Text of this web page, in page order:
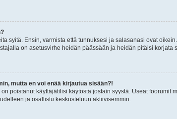
syitä. Ensin, varmista että tunnuksesi ja salasanasi ovat
on asetusvirhe heidän päässään ja heidän pitäisi korjata
mutta en voi enää kirjautua sisään?!
poistanut käyttäjätilisi käytöstä jostain syystä. Useat
ja osallistu keskusteluun aktiivisemmin.